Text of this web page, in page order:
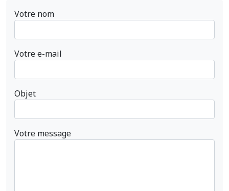
Votre nom
Votre e-mail
Objet
Votre message